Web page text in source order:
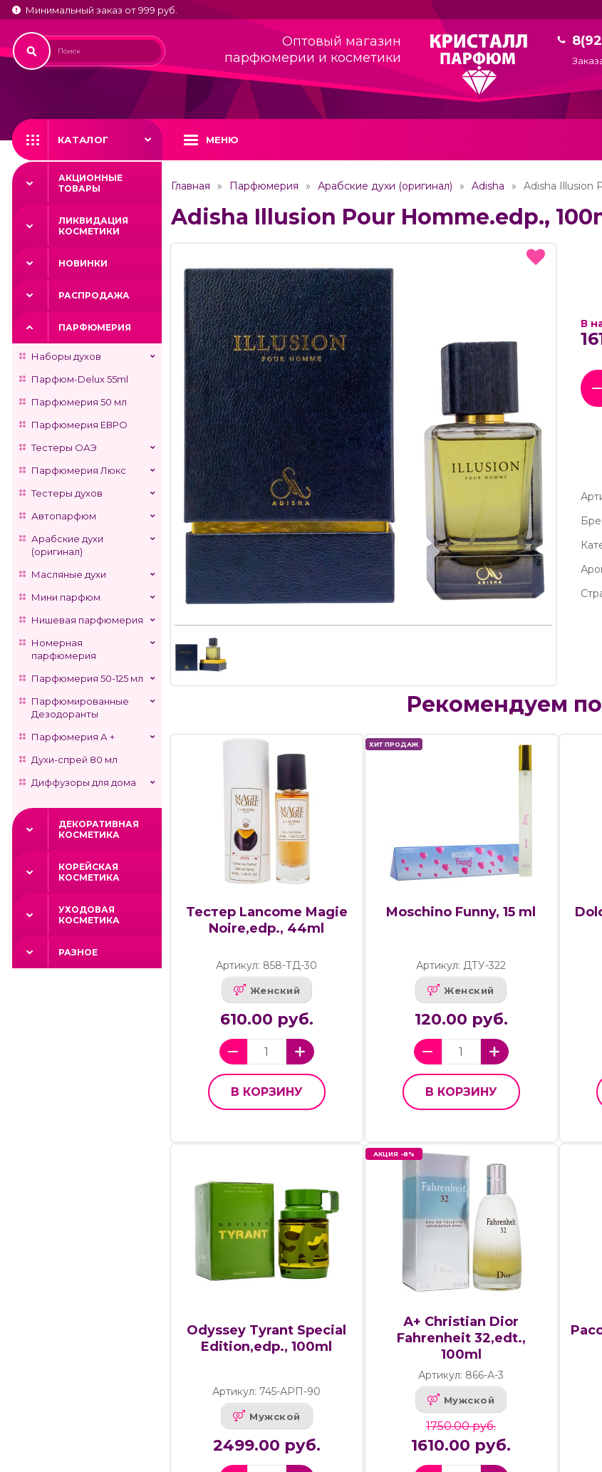
Минимальный заказ от 999 руб.
Оптовый магазин
парфюмерии и косметики
КАТАЛОГ МЕНЮ
АКЦИОННЫЕ
ТОВАРЫ
ЛИКВИДАЦИЯ
КОСМЕТИКИ
НОВИНКИ
РАСПРОДАЖА
ПАРФЮМЕРИЯ
Наборы духов
Парфюм-Delux 55ml
Парфюмерия 50 мл
Парфюмерия ЕВРО
Тестеры ОАЭ
Парфюмерия Люкс
Тестеры духов
Автопарфюм
Арабские духи
(оригинал)
Масляные духи
Мини парфюм
Нишевая парфюмерия
Номерная
парфюмерия
Парфюмерия 50-125 мл
Парфюмированные
Дезодоранты
Парфюмерия А +
Духи-спрей 80 мл
Диффузоры для дома
ДЕКОРАТИВНАЯ
КОСМЕТИКА
КОРЕЙСКАЯ
КОСМЕТИКА
УХОДОВАЯ
КОСМЕТИКА
РАЗНОЕ
Главная Парфюмерия Арабские духи (оригинал) Adisha Adisha Illusion
Adisha Illusion Pour Homme.edp.,
В
Рекомендуем
Тестер Lancome Magie
Noire,edp., 44ml
Артикул: 858-ТД-30
Женский
610.00 руб.
В КОРЗИНУ
ХИТ ПРОДАЖ
Moschino Funny, 15 ml
Артикул: ДТУ-322
Женский
120.00 руб.
В КОРЗИНУ
Odyssey Tyrant Special
Edition,edp., 100ml
Артикул: 745-АРП-90
Мужской
2499.00 руб.
АКЦИЯ -8%
А+ Christian Dior
Fahrenheit 32,edt.,
100ml
Артикул: 866-А-3
Мужской
1750.00 руб.
1610.00 руб.